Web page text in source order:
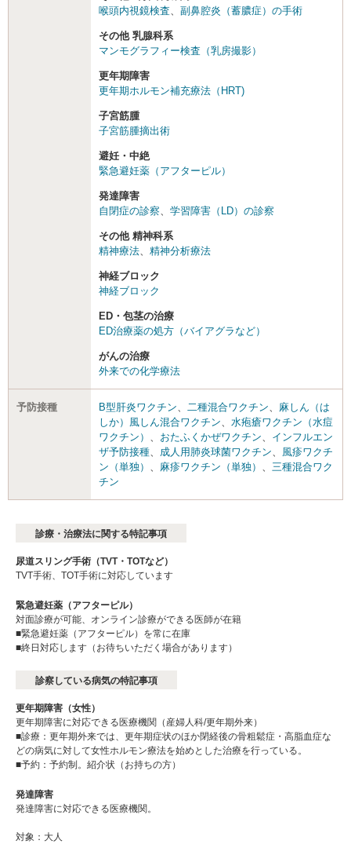
喉頭内視鏡検査
副鼻腔炎（蓄膿症）の手術
その他 乳腺科系
マンモグラフィー検査（乳房撮影）
更年期障害
更年期ホルモン補充療法（HRT)
子宮筋腫
子宮筋腫摘出術
避妊・中絶
緊急避妊薬（アフターピル）
発達障害
自閉症の診察
学習障害（LD）の診察
その他 精神科系
精神療法
精神分析療法
神経ブロック
神経ブロック
ED・包茎の治療
ED治療薬の処方（バイアグラなど）
がんの治療
外来での化学療法
予防接種 B型肝炎ワクチン 二種混合ワクチン
麻しん（は
しか）風しん混合ワクチン
水疱瘡ワクチン（水痘
ワクチン）
おたふくかぜワクチン
インフルエン
ザ予防接種
成人用肺炎球菌ワクチン
風疹ワクチ
ン（単独）
麻疹ワクチン（単独）
三種混合ワク
チン
診療・治療法に関する特記事項
尿道スリング手術（TVT・TOTなど）
TVT手術、TOT手術に対応しています
緊急避妊薬（アフターピル）
対面診療が可能、オンライン診療ができる医師が在籍
■緊急避妊薬（アフターピル）を常に在庫
■終日対応します（お待ちいただく場合があります）
診察している病気の特記事項
更年期障害（女性）
更年期障害に対応できる医療機関（産婦人科/更年期外来）
■診療：更年期外来では、更年期症状のほか閉経後の骨粗鬆症・高脂血症な
どの病気に対して女性ホルモン療法を始めとした治療を行っている。
■予約：予約制。紹介状（お持ちの方）
発達障害
発達障害に対応できる医療機関。
対象：大人